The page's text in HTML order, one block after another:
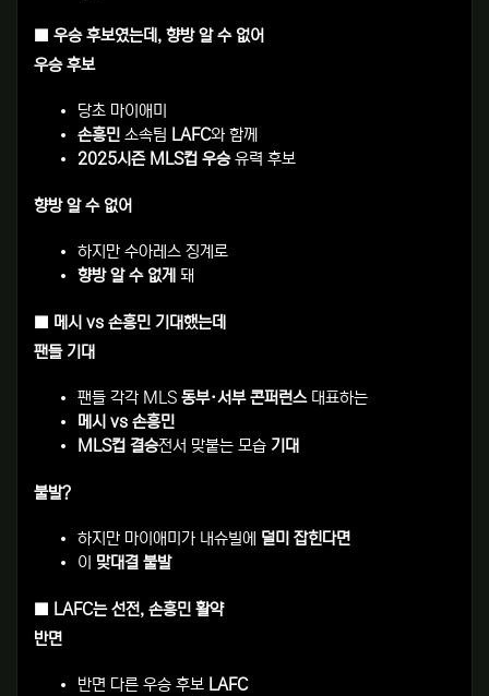
■ 우승 후보였는데, 향방 알 수 없어
우승 후보
당초 마이애미
손흥민 소속팀 LAFC와 함께
2025시즌 MLS컵 우승유력 후보
향방 알 수 없어
하지만 수아레스 징계로
향방 알 수 없게 돼
■ 메시 vs 손흥민 기대했는데
팬들 기대
팬들 각각 MLS 동부·서부 콘퍼런스대표하는
메시 vs 손흥민
MLS컵 결승전서 맞붙는 모습 기대
불발?
하지만 마이애미가 내슈빌에 덜미 잡힌다면
이 맞대결 불발
■ LAFC는 선전, 손흥민 활약
반면
반면 다른 우승 후보 LAFC